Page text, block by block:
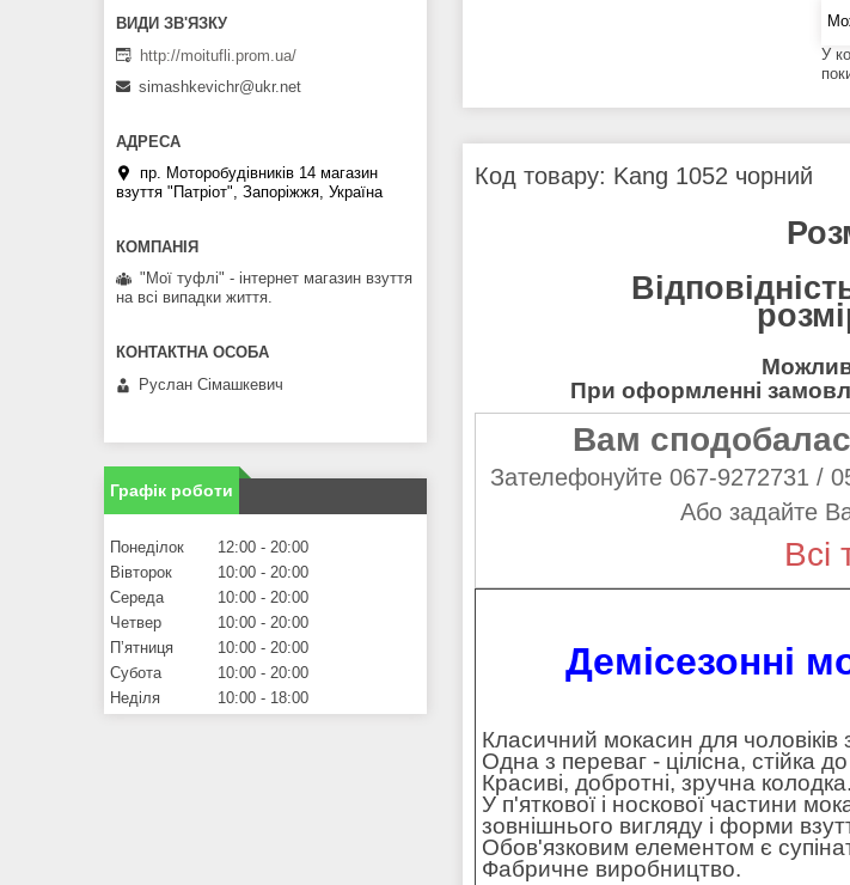
У
Код товару: Kang 1052 чорний
При оформленні
Вам
Зателефонуйте 067-9272731 /
Або задайте
Всі
Демісезонні
Класичний мокасин для чоловіків
Одна з переваг - цілісна, стійка
Красиві, добротні, зручна колодка.
У п'яткової і носкової частини
зовнішнього вигляду і форми
Обов'язковим елементом є
Фабричне виробництво.
http://moitufli.prom.ua/
simashkevichr@ukr.net
пр. Моторобудівників 14 магазин
взуття "Патріот", Запоріжжя, Україна
"Мої туфлі" - інтернет магазин взуття
на всі випадки життя.
Руслан Сімашкевич
Графік роботи
Понеділок 12:00
20:00
Вівторок
10:00
20:00
Середа
10:00
20:00
Четвер
10:00
20:00
Пʼятниця
10:00
20:00
Субота
10:00
20:00
Неділя
10:00 18:00